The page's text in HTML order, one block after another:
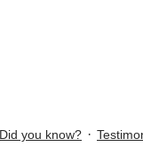
Did you know?